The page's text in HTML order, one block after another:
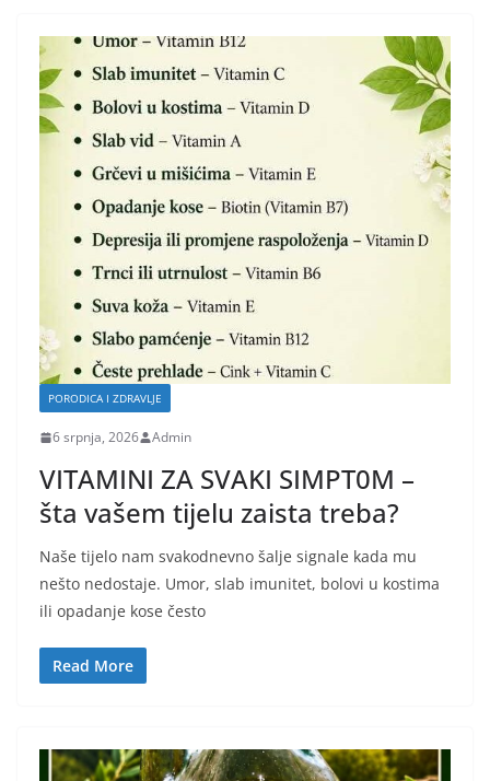
PORODICA I ZDRAVLJE
6 srpnja, 2026 Admin
VITAMINI ZA SVAKI SIMPT0M –
šta vašem tijelu zaista treba?
Naše tijelo nam svakodnevno šalje signale kada mu
nešto nedostaje. Umor, slab imunitet, bolovi u kostima
ili opadanje kose često
Read More